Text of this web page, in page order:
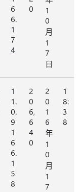
6
6.
1
7
4
0
1
0
月
1
7
日
1
1.
0.
9
1
6
6.
1
5
8
2
0
6,
6
4
0
2
0
1
6
年
1
0
月
1
7
1
8:
3
8